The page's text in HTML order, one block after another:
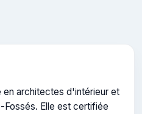
en architectes d'intérieur et
Fossés. Elle est certifiée